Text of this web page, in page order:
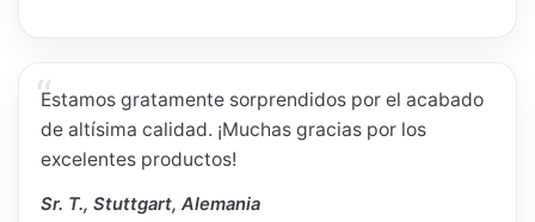
Estamos gratamente sorprendidos por el acabado
de altísima calidad. ¡Muchas gracias por los
excelentes productos!
Sr. T., Stuttgart, Alemania